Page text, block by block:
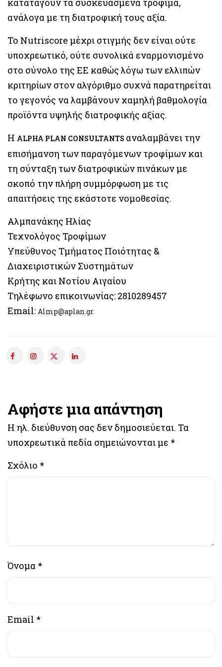
καταταγούν τα συσκευασμένα τρόφιμα,
ανάλογα με τη διατροφική τους αξία.
Το Nutriscore μέχρι στιγμής δεν είναι ούτε
υποχρεωτικό, ούτε συνολικά εναρμονισμένο
στο σύνολο της ΕΕ καθώς λόγω των ελλιπών
κριτηρίων στον αλγόριθμο συχνά παρατηρείται
το γεγονός να λαμβάνουν χαμηλή βαθμολογία
προϊόντα υψηλής διατροφικής αξίας.
Η ALPHA PLAN CONSULTANTS αναλαμβάνει την
επισήμανση των παραγόμενων τροφίμων και
τη σύνταξη των διατροφικών πινάκων με
σκοπό την πλήρη συμμόρφωση με τις
απαιτήσεις της εκάστοτε νομοθεσίας.
Αλμπανάκης Ηλίας
Τεχνολόγος Τροφίμων
Υπεύθυνος Τμήματος Ποιότητας &
Διαχειριστικών Συστημάτων
Κρήτης και Νοτίου Αιγαίου
Τηλέφωνο επικοινωνίας: 2810289457
Email: Almp@aplan.gr
Αφήστε μια απάντηση
Η ηλ. διεύθυνση σας δεν δημοσιεύεται. Τα
υποχρεωτικά πεδία σημειώνονται με *
Σχόλιο *
Όνομα *
Email *